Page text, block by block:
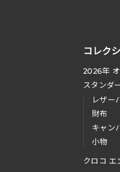
コレク
2026年
スタンダ
レザー
財布
キャン
小物
クロコ エ